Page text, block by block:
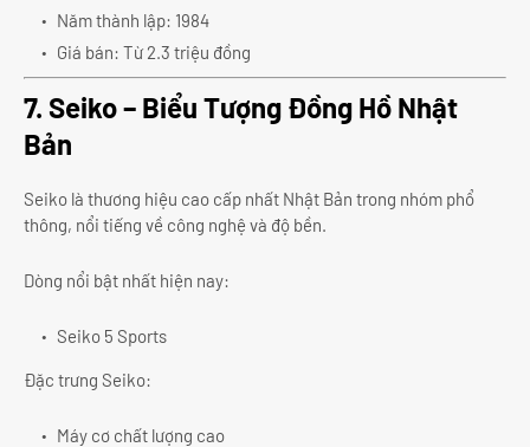
Năm thành lập: 1984
Giá bán: Từ 2.3 triệu đồng
7. Seiko – Biểu Tượng Đồng Hồ Nhật
Bản
Seiko là thương hiệu cao cấp nhất Nhật Bản trong nhóm phổ
thông, nổi tiếng về công nghệ và độ bền.
Dòng nổi bật nhất hiện nay:
Seiko 5 Sports
Đặc trưng Seiko:
Máy cơ chất lượng cao